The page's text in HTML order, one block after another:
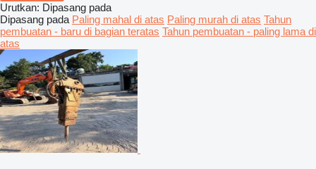
Urutkan: Dipasang pada
Dipasang pada Paling mahal di atas Paling murah di atas Tahun
pembuatan - baru di bagian teratas Tahun pembuatan - paling lama di
atas